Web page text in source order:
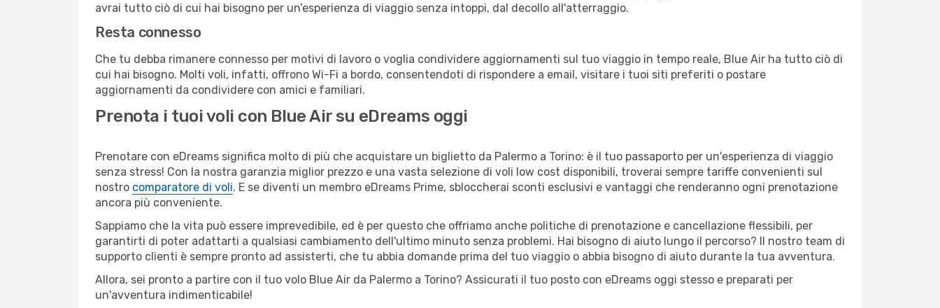
avrai tutto ciò di cui hai bisogno per un’esperienza di viaggio senza intoppi, dal decollo all'atterraggio.
Resta connesso
Che tu debba rimanere connesso per motivi di lavoro o voglia condividere aggiornamenti sul tuo viaggio in tempo reale, Blue Air ha tutto ciò di
cui hai bisogno. Molti voli, infatti, offrono Wi-Fi a bordo, consentendoti di rispondere a email, visitare i tuoi siti preferiti o postare
aggiornamenti da condividere con amici e familiari.
Prenota i tuoi voli con Blue Air su eDreams oggi
Prenotare con eDreams significa molto di più che acquistare un biglietto da Palermo a Torino: è il tuo passaporto per un'esperienza di viaggio
senza stress! Con la nostra garanzia miglior prezzo e una vasta selezione di voli low cost disponibili, troverai sempre tariffe convenienti sul
nostro comparatore di voli. E se diventi un membro eDreams Prime, sbloccherai sconti esclusivi e vantaggi che renderanno ogni prenotazione
ancora più conveniente.
Sappiamo che la vita può essere imprevedibile, ed è per questo che offriamo anche politiche di prenotazione e cancellazione flessibili, per
garantirti di poter adattarti a qualsiasi cambiamento dell'ultimo minuto senza problemi. Hai bisogno di aiuto lungo il percorso? Il nostro team di
supporto clienti è sempre pronto ad assisterti, che tu abbia domande prima del tuo viaggio o abbia bisogno di aiuto durante la tua avventura.
Allora, sei pronto a partire con il tuo volo Blue Air da Palermo a Torino? Assicurati il tuo posto con eDreams oggi stesso e preparati per
un'avventura indimenticabile!